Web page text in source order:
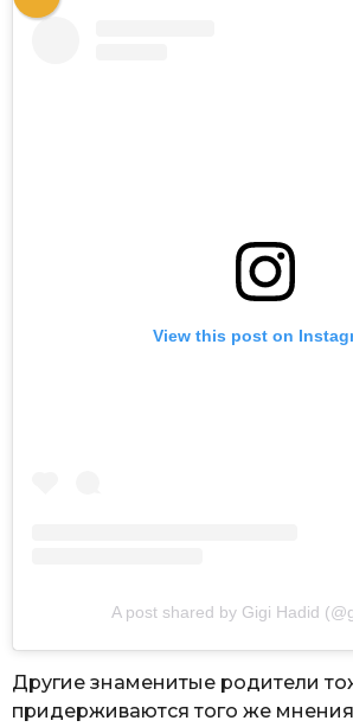
View this post on
A post shared by Gigi Hadid
Другие знаменитые родители
придерживаются того же